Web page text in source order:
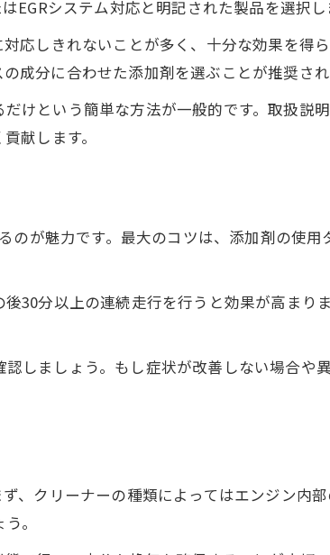
システム対応と明記された製品を選択し
応しきれないことが多く、十分な効果を得
成分に合わせた添加剤を選ぶことが推奨され
けという簡単な方法が一般的です。取扱説
献します。
のが魅力です。最大のコツは、添加剤の使
30分以上の連続走行を行うと効果が高まり
しましょう。もし症状が改善しない場合や
、クリーナーの種類によってはエンジン内
。